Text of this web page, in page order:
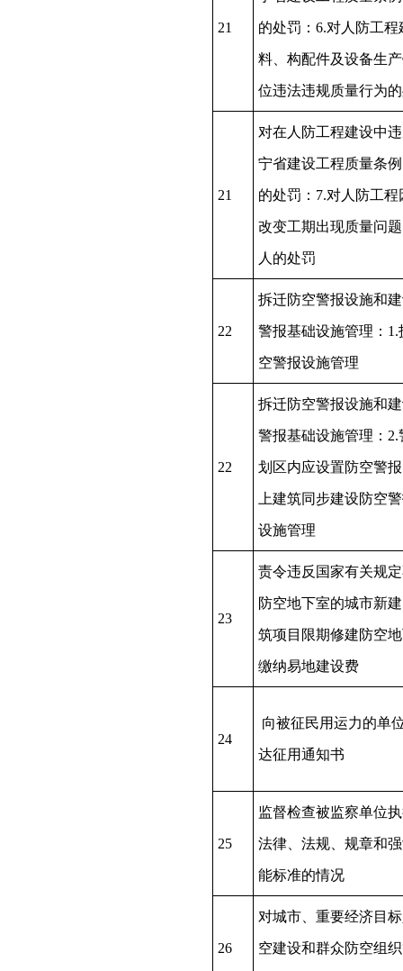
21 的处罚：6.对人防工程
料、构配件及设备生
位违法违规质量行为
21
对在人防工程建设中
宁省建设工程质量条
的处罚：7.对人防工程
改变工期出现质量问
人的处罚
22
拆迁防空警报设施和
警报基础设施管理：1.
空警报设施管理
22
拆迁防空警报设施和
警报基础设施管理：2.
划区内应设置防空警
上建筑同步建设防空
设施管理
23
责令违反国家有关规
防空地下室的城市新
筑项目限期修建防空
缴纳易地建设费
24
向被征民用运力的单
达征用通知书
25
监督检查被监察单位
法律、法规、规章和
能标准的情况
26
对城市、重要经济目
空建设和群众防空组